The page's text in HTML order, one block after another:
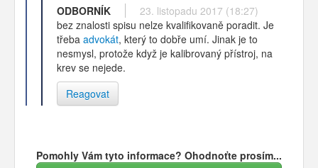
ODBORNÍK
23. listopadu 2017 (18:27)
bez znalosti spisu nelze kvalifikovaně poradit. Je
třeba advokát, který to dobře umí. Jinak je to
nesmysl, protože když je kalibrovaný přístroj, na
krev se nejede.
Reagovat
Pomohly Vám tyto informace? Ohodnoťte prosím...